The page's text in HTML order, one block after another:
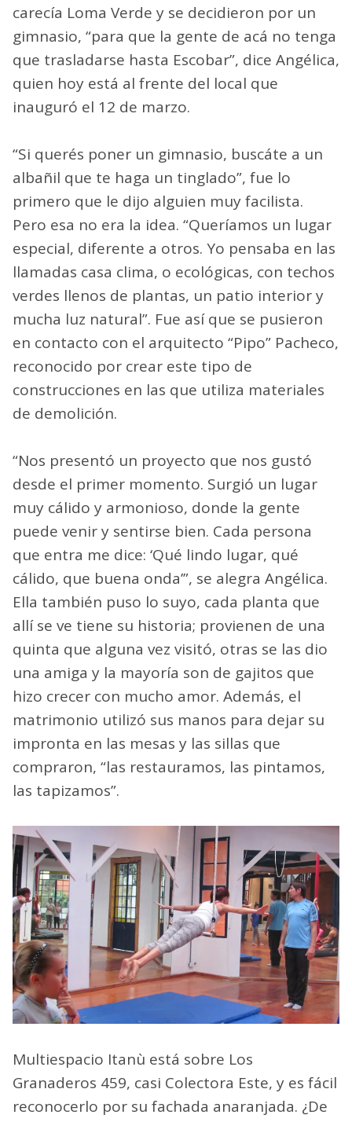
carecía Loma Verde y se decidieron por un
gimnasio, “para que la gente de acá no tenga
que trasladarse hasta Escobar”, dice Angélica,
quien hoy está al frente del local que
inauguró el 12 de marzo.
“Si querés poner un gimnasio, buscáte a un
albañil que te haga un tinglado”, fue lo
primero que le dijo alguien muy facilista.
Pero esa no era la idea. “Queríamos un lugar
especial, diferente a otros. Yo pensaba en las
llamadas casa clima, o ecológicas, con techos
verdes llenos de plantas, un patio interior y
mucha luz natural”. Fue así que se pusieron
en contacto con el arquitecto “Pipo” Pacheco,
reconocido por crear este tipo de
construcciones en las que utiliza materiales
de demolición.
“Nos presentó un proyecto que nos gustó
desde el primer momento. Surgió un lugar
muy cálido y armonioso, donde la gente
puede venir y sentirse bien. Cada persona
que entra me dice: ‘Qué lindo lugar, qué
cálido, que buena onda’”, se alegra Angélica.
Ella también puso lo suyo, cada planta que
allí se ve tiene su historia; provienen de una
quinta que alguna vez visitó, otras se las dio
una amiga y la mayoría son de gajitos que
hizo crecer con mucho amor. Además, el
matrimonio utilizó sus manos para dejar su
impronta en las mesas y las sillas que
compraron, “las restauramos, las pintamos,
las tapizamos”.
Multiespacio Itanù está sobre Los
Granaderos 459, casi Colectora Este, y es fácil
reconocerlo por su fachada anaranjada. ¿De